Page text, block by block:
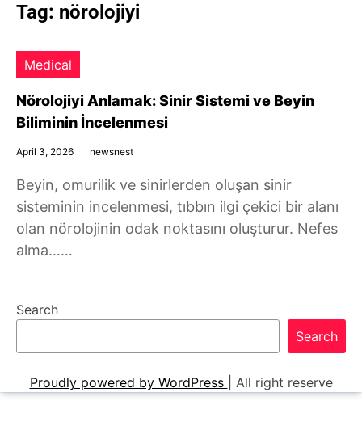
Tag: nörolojiyi
Medical
Nörolojiyi Anlamak: Sinir Sistemi ve Beyin
Biliminin İncelenmesi
April 3, 2026 newsnest
Beyin, omurilik ve sinirlerden oluşan sinir
sisteminin incelenmesi, tıbbın ilgi çekici bir alanı
olan nörolojinin odak noktasını oluşturur. Nefes
alma……
Search
Search
Proudly powered by WordPress All right reserve